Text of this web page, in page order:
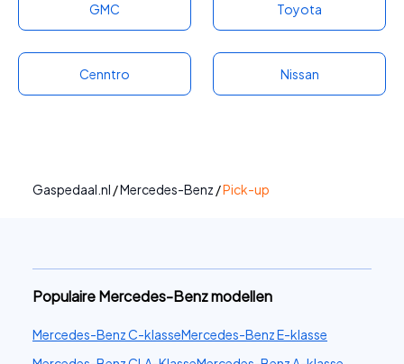
GMC Toyota
Cenntro Nissan
Gaspedaal.nl /Mercedes-Benz /Pick-up
Populaire Mercedes-Benz modellen
Mercedes-Benz C-klasseMercedes-Benz E-klasse